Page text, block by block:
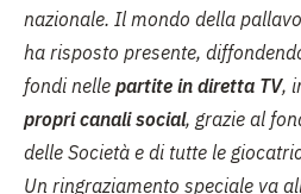
nazionale. Il mondo della
ha risposto presente,
fondi nelle partite in diretta TV,
propri canali social, grazie al
delle Società e di tutte le
Un ringraziamento speciale va